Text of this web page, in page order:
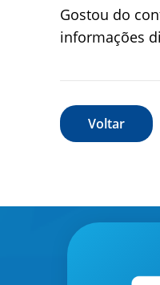
Gostou do
informações
Voltar